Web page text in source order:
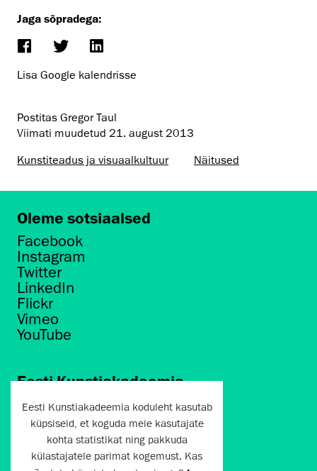
Jaga sõpradega:
Lisa Google kalendrisse
Postitas Gregor Taul
Viimati muudetud 21. august 2013
Kunstiteadus ja visuaalkultuur
Näitused
Oleme sotsiaalsed
Facebook
Instagram
Twitter
LinkedIn
Flickr
Vimeo
YouTube
Eesti Kunstiakadeemia
Põhja puiestee 7
Tallinn 10412
artun@artun.ee
+372 6267301
Eesti Kunstiakadeemia koduleht kasutab
küpsiseid, et koguda meie kasutajate
kohta statistikat ning pakkuda
külastajatele parimat kogemust. Kas